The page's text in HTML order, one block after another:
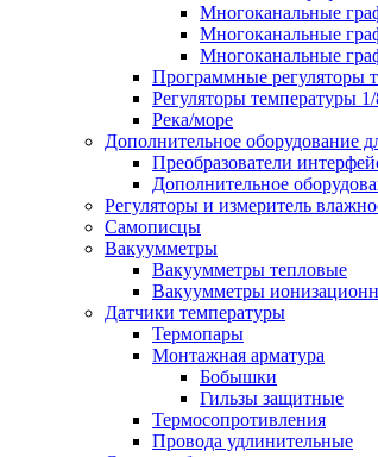
Многоканальные
Многоканальные
Многоканальные
Программные регуляторы
Регуляторы температуры
Река/море
Дополнительное оборудование
Преобразователи
Дополнительное
Регуляторы и измеритель
Самописцы
Вакуумметры
Вакуумметры тепловые
Вакуумметры
Датчики температуры
Термопары
Монтажная арматура
Бобышки
Гильзы защитные
Термосопротивления
Провода удлинительные